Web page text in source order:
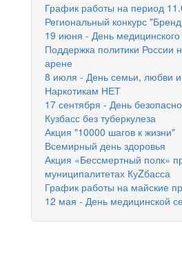
График работы на период
Региональный конкурс
19 июня - День медицинского
Поддержка политики России
арене
8 июля - День семьи, любви и
Наркотикам НЕТ
17 сентября - День
Кузбасс без туберкулеза
Акция "10000 шагов к жизни"
Всемирный день здоровья
Акция «Бессмертный полк»
муниципалитетах КуZбасса
График работы на майские
12 мая - День медицинской